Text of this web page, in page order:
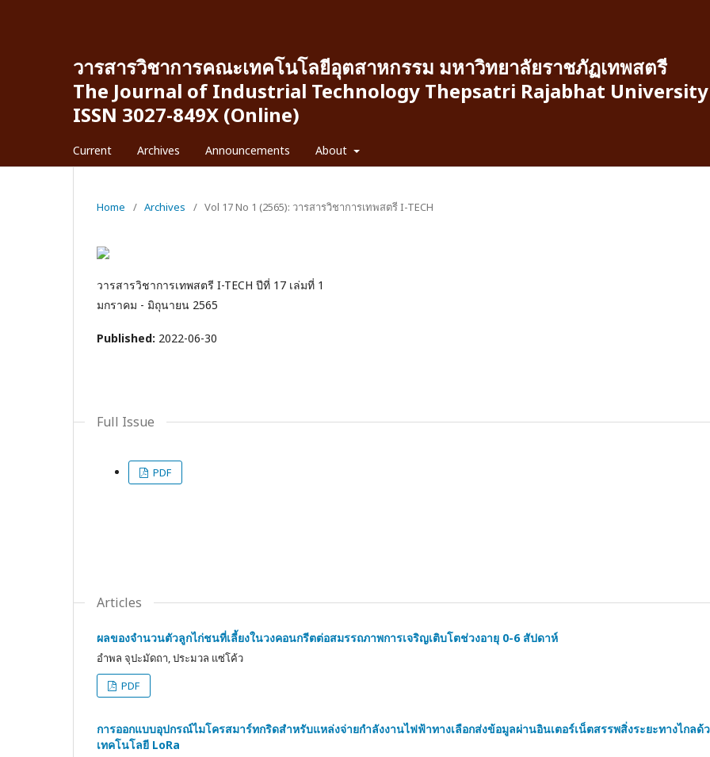
วารสารวิชาการคณะเทคโนโลยีอุตสาหกรรม มหาวิทยาลัยราชภัฏเทพสตรี
The Journal of Industrial Technology Thepsatri Rajabhat University
ISSN 3027-849X (Online)
Current Archives Announcements About
Home / Archives / Vol 17 No 1 (2565): วารสารวิชาการเทพสตรี I-TECH
วารสารวิชาการเทพสตรี I-TECH ปีที่ 17 เล่มที่ 1
มกราคม - มิถุนายน 2565
Published: 2022-06-30
Full Issue
PDF
Articles
ผลของจำนวนตัวลูกไก่ชนที่เลี้ยงในวงคอนกรีตต่อสมรรถภาพการเจริญเติบโตช่วงอายุ 0-6 สัปดาห์
อําพล จุปะมัดถา, ประมวล แซ่โค้ว
PDF
การออกแบบอุปกรณ์ไมโครสมาร์ทกริดสำหรับแหล่งจ่ายกำลังงานไฟฟ้าทางเลือกส่งข้อมูลผ่านอินเตอร์เน็ตสรรพสิ่งระยะทางไกลด้
เทคโนโลยี LoRa